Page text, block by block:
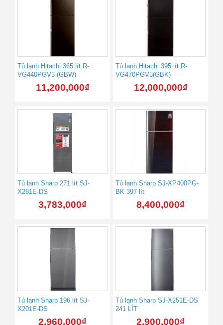
Tủ lạnh Hitachi 365 lít R-
VG440PGV3 (GBW)
11,200,000₫
Tủ lạnh Hitachi 395 lít R-
VG470PGV3(GBK)
12,000,000₫
Tủ lạnh Sharp 271 lít SJ-
X281E-DS
3,783,000₫
Tủ lạnh Sharp SJ-XP400PG-
BK 397 lít
8,400,000₫
Tủ lạnh Sharp 196 lít SJ-
X201E-DS
2,960,000₫
Tủ lạnh Sharp SJ-X251E-DS
241 LÍT
2,900,000₫